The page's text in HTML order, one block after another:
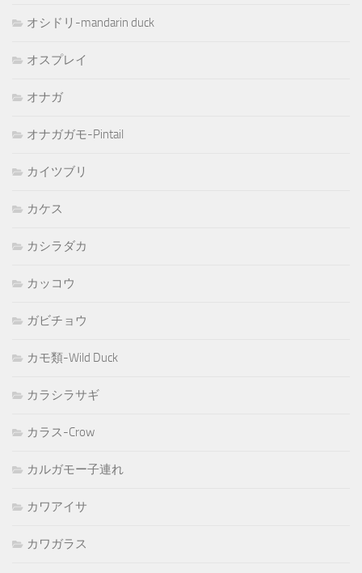
オシドリ-mandarin duck
オスプレイ
オナガ
オナガガモ-Pintail
カイツブリ
カケス
カシラダカ
カッコウ
ガビチョウ
カモ類-Wild Duck
カラシラサギ
カラス-Crow
カルガモー子連れ
カワアイサ
カワガラス